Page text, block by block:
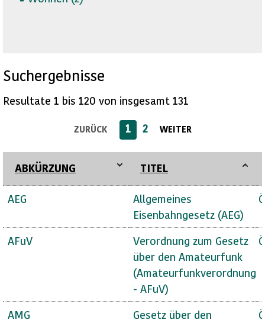
Suchergebnisse
Resultate 1 bis 120 von insgesamt 131
ZURÜCK 1 2 WEITER
ABKÜRZUNG TITEL
AEG
Allgemeines
Eisenbahngesetz (AEG)
AFuV
Verordnung zum Gesetz
über den Amateurfunk
(Amateurfunkverordnung
- AFuV)
AMG
Gesetz über den